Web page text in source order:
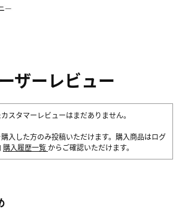
ザーレビュー
スタマーレビューはまだありません。
入した方のみ投稿いただけます。購入商品はログ
購入履歴一覧 からご確認いただけます。